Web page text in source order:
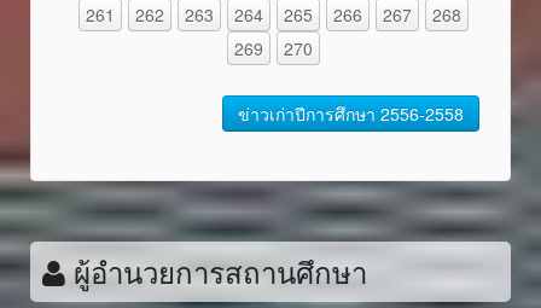
261
262 263 264 265 266 267
268
269
270
ข่าวเก่าปีการศึกษา 2556-2558
ผู้อำนวยการสถานศึกษา